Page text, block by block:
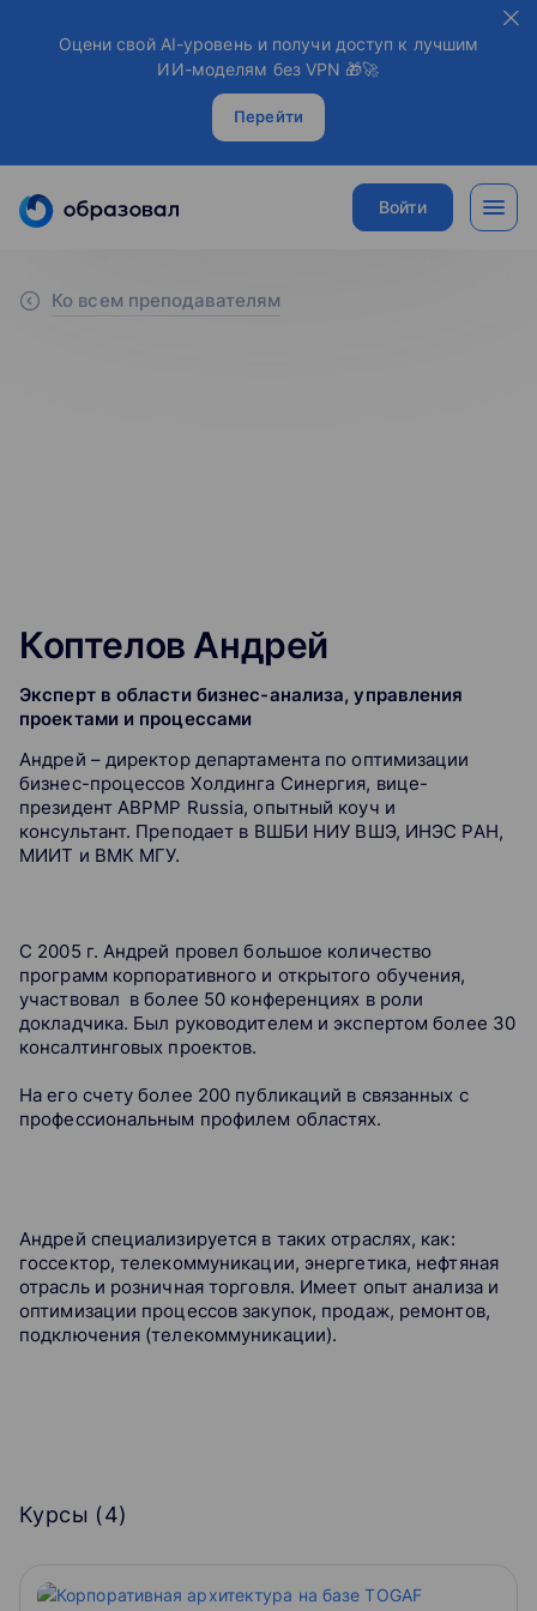
Оцени свой AI-уровень и получи доступ к лучшим
ИИ-моделям без VPN 🎁🚀
Перейти
Войти
Ко всем преподавателям
Коптелов Андрей
Эксперт в области бизнес-анализа, управления
проектами и процессами
Андрей – директор департамента по оптимизации
бизнес-процессов Холдинга Синергия, вице-
президент ABPMP Russia, опытный коуч и
консультант. Преподает в ВШБИ НИУ ВШЭ, ИНЭС РАН,
МИИТ и ВМК МГУ.
С 2005 г. Андрей провел большое количество
программ корпоративного и открытого обучения,
участвовал в более 50 конференциях в роли
докладчика. Был руководителем и экспертом более 30
консалтинговых проектов.
На его счету более 200 публикаций в связанных с
профессиональным профилем областях.
Андрей специализируется в таких отраслях, как:
госсектор, телекоммуникации, энергетика, нефтяная
отрасль и розничная торговля. Имеет опыт анализа и
оптимизации процессов закупок, продаж, ремонтов,
подключения (телекоммуникации).
Курсы (4)